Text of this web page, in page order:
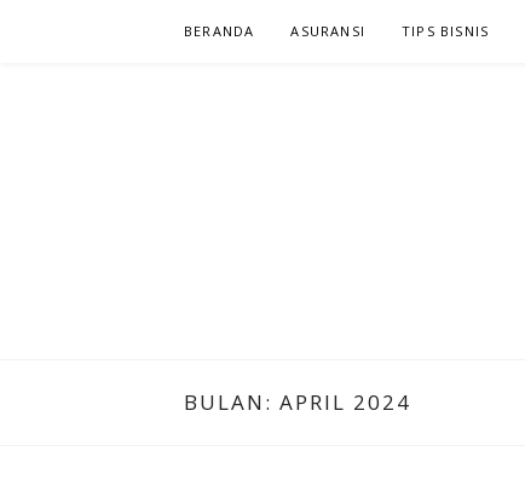
BERANDA ASURANSI TIPS BISNIS
BULAN: APRIL 2024